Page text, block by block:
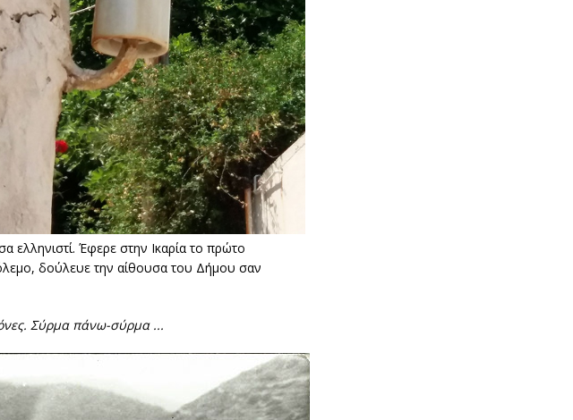
ελληνιστί. Έφερε στην Ικαρία το πρώτο
δούλευε την αίθουσα του Δήμου σαν
Σύρμα πάνω-σύρμα ...